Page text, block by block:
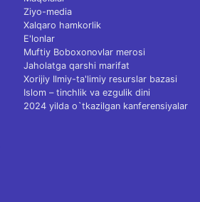
Ziyo-media
Xalqaro hamkorlik
E'lonlar
Muftiy Boboxonovlar merosi
Jaholatga qarshi marifat
Xorijiy Ilmiy-ta'limiy resurslar bazasi
Islom – tinchlik va ezgulik dini
2024 yilda o`tkazilgan kanferensiyalar